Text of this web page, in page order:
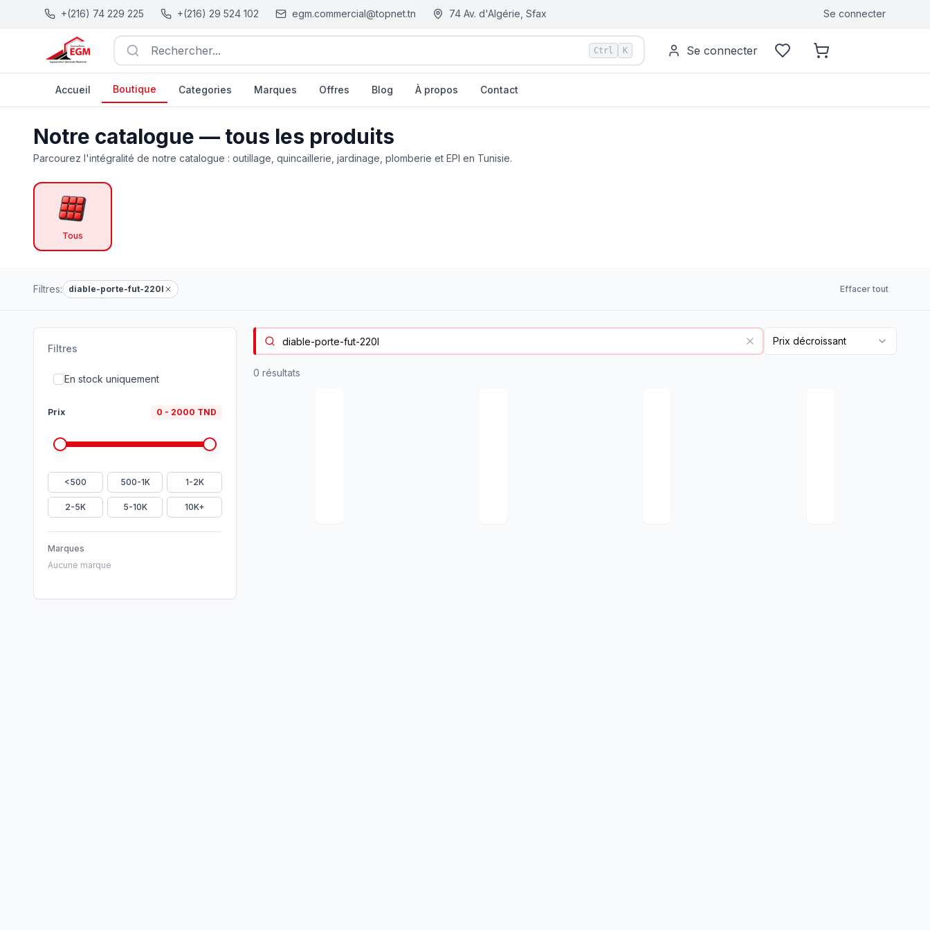
+(216) 74 229 225 +(216) 29 524 102 egm.commercial@topnet.tn 74 Av. d'Algérie, Sfax Se connecter
Rechercher... Ctrl K Se connecter
Accueil Boutique Categories Marques Offres Blog À propos Contact
Notre catalogue — tous les produits
Parcourez l'intégralité de notre catalogue : outillage, quincaillerie, jardinage, plomberie et EPI en Tunisie.
Tous
Filtres: diable-porte-fut-220l Effacer tout
Filtres
En stock uniquement
Prix 0 - 2000 TND
<500 500-1K 1-2K
2-5K 5-10K 10K+
Marques
Aucune marque
Prix décroissant
0 résultats